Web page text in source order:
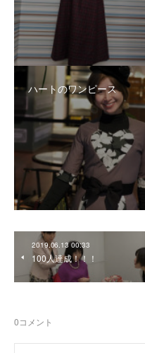
ハートのワンピース
2019.06.13 00:33
100人達成！！！
0コメント